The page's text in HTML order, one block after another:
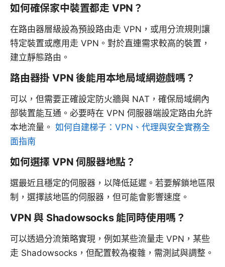
如何確保家中裝置都走 VPN？
在路由器層級設為預設路由走 VPN，或用分流規則讓
特定裝置或應用走 VPN。對於直連需求較高的裝置，
建立靜態路由。
路由器掛 VPN 後能用本地局域網遊戲嗎？
可以，但需要正確設定防火牆與 NAT，確保局域網內
部裝置能互通。必要時在 VPN 伺服器端設定路由允許
本地流量。 如何自建梯子：VPN、代理與安全實務全
面指南
如何選擇 VPN 伺服器地點？
選最近且穩定的伺服器，以降低延遲。若要解鎖地區限
制，選擇該地區的伺服器，但可能會影響速度。
VPN 與 Shadowsocks 能同時使用嗎？
可以透過分流策略實現，例如某些流量走 VPN，某些
走 Shadowsocks，但配置較為複雜，需測試與調整。